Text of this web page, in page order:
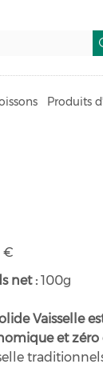
Produits
€
net : 100g
Vaisselle
et zéro